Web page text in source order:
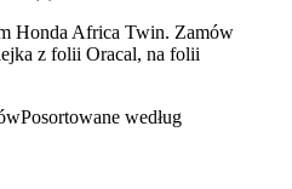
Honda Africa Twin. Zamów
z folii Oracal, na folii
Posortowane według